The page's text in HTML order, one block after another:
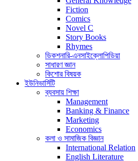
Fiction
Comics
Novel C
Story Books
Rhymes
ডিকশনারি-এনসাইক্লোপিডিয়া
সাধারণ জ্ঞান
কিশোর বিষয়ক
ইউনিভার্সিটি
ব্যবসায় শিক্ষা
Management
Banking & Finance
Marketing
Economics
কলা ও সামাজিক বিজ্ঞান
International Relation
English Literature